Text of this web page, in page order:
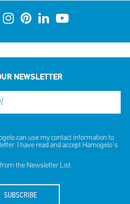
NEWSLETTER
can use my contact information to
I have read and accept Hamogelo's
the Newsletter List.
SUBSCRIBE